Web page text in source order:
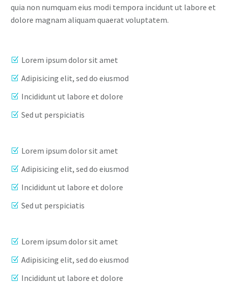
quia non numquam eius modi tempora incidunt ut labore et
dolore magnam aliquam quaerat voluptatem.
Lorem ipsum dolor sit amet
Adipisicing elit, sed do eiusmod
Incididunt ut labore et dolore
Sed ut perspiciatis
Lorem ipsum dolor sit amet
Adipisicing elit, sed do eiusmod
Incididunt ut labore et dolore
Sed ut perspiciatis
Lorem ipsum dolor sit amet
Adipisicing elit, sed do eiusmod
Incididunt ut labore et dolore